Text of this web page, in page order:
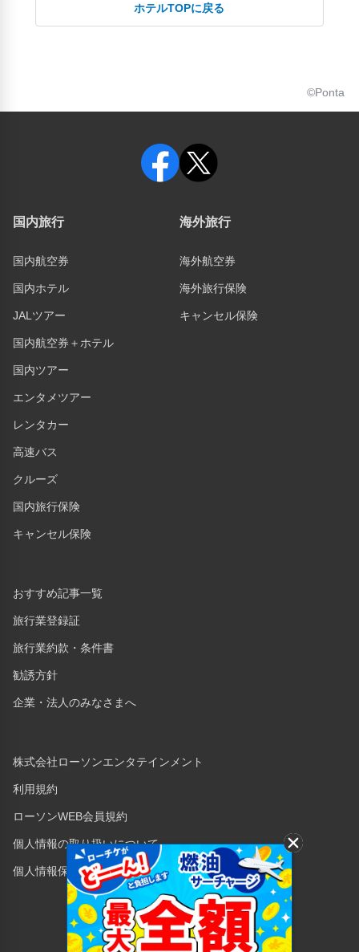
ホテルTOPに戻る
©Ponta
国内旅行
国内航空券
国内ホテル
JALツアー
国内航空券＋ホテル
国内ツアー
エンタメツアー
レンタカー
高速バス
クルーズ
国内旅行保険
キャンセル保険
海外旅行
海外航空券
海外旅行保険
キャンセル保険
おすすめ記事一覧
旅行業登録証
旅行業約款・条件書
勧誘方針
企業・法人のみなさまへ
株式会社ローソンエンタテインメント
利用規約
ローソンWEB会員規約
個人情報の取り扱いについて
個人情報保護方針